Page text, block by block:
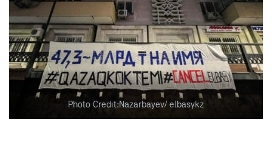
Photo Credit:Nazarbayev/ elbasykz